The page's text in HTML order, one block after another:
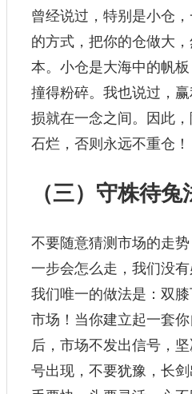
曾经说过，特别是小仓
的方式，把你的仓做大
本。小仓是大海中的帆
撞得粉碎。我也说过，
损就在一念之间。因此
石烂，否则永远不重仓！
（三）守株待兔
不要随意猜测市场的走
一步会怎么走，我们没有
我们唯一的做法是：双
市场！当你建立起一套
后，市场不发出信号，
号出现，不要犹豫，长